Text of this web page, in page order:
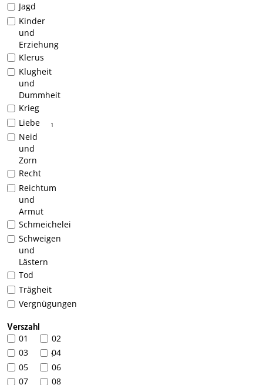
Jagd
Kinder
und
Erziehung
Klerus
Klugheit
und
Dummheit
Krieg
1
Liebe
Neid
und
Zorn
Recht
Reichtum
und
Armut
Schmeichelei
Schweigen
und
Lästern
Tod
Trägheit
Vergnügungen
Verszahl
01
02
03
104
05
06
07
08